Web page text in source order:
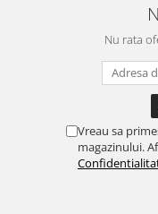
Nu rata
Vreau sa
magazinului.